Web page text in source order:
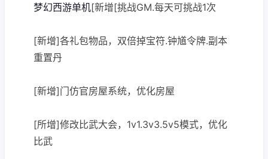
梦幻西游单机[新增[挑战GM.每天可挑战1次
[新增]各礼包物品，双倍掉宝符.钟馗令牌.副本
重置丹
[新增]门仿官房屋系统，优化房屋
[所增]修改比武大会，1v1.3v3.5v5模式，优化
比武